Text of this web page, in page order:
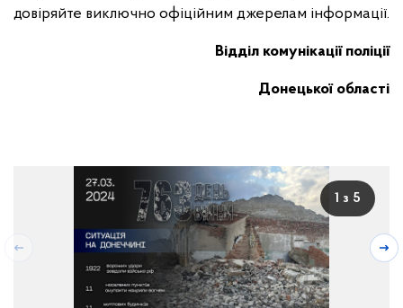
довіряйте виключно офіційним джерелам інформації.
Відділ комунікації поліції
Донецької області
1 з 5